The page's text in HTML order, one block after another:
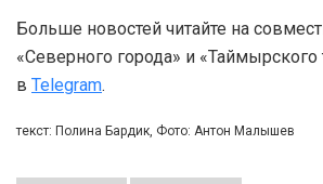
Больше новостей читайте на
«Северного города» и «Таймырского
в Telegram.
текст: Полина Бардик, Фото: Антон Малышев